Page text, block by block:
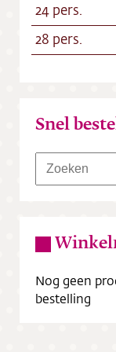
24 pers.
28 pers.
Snel
Nog geen
bestelling